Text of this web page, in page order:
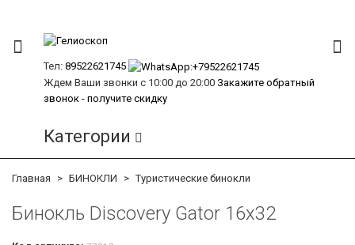
Тел: 89522621745
Ждем Ваши звонки с 10:00 до 20:00 Закажите обратный
звонок - получите скидку
Категории
Главная БИНОКЛИ Туристические бинокли
Бинокль Discovery Gator 16x32